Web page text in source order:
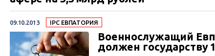
09.10.2013 IPC ЕВПАТОРИЯ
Военнослужащий
должен государству